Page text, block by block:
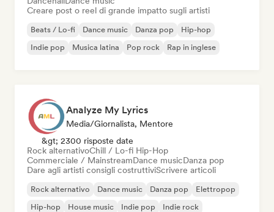
Creare post o reel di grande impatto sugli artisti
Beats / Lo-fi Dance music Danza pop
Hip-hop
Indie pop
Musica latina Pop rock Rap in inglese
Analyze My Lyrics
Media/Giornalista, Mentore
&gt; 2300 risposte date
Rock alternativoChill / Lo-fi Hip-Hop
Commerciale / MainstreamDance musicDanza pop
Dare agli artisti consigli costruttiviScrivere articoli
Rock alternativo Dance music Danza pop
Elettropop
Hip-hop
House music Indie pop Indie rock